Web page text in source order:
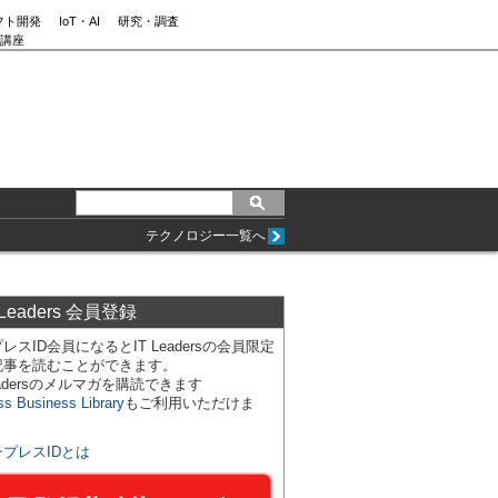
ト開発 IoT・AI
研究・調査
座
テクノロジー一覧へ
会員登録
スID会員になるとIT Leadersの会員限定
を読むことができます。
のメルマガを購読できます
Business Libraryもご利用いただけま
プレスIDとは